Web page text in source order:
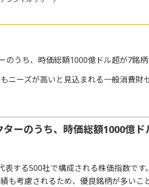
のうち、時価総額1000億ドル超が7銘
ニーズが高いと見込まれる一般消費財
ーのうち、時価総額1000億
表する500社で構成される株価指数で
も考慮されるため、優良銘柄が多いこ